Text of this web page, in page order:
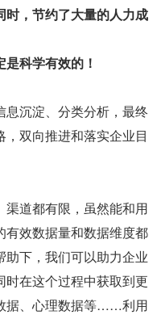
时，节约了大量的人力成
科学有效的！
息沉淀、分类分析，最终
双向推进和落实企业目
道都有限，虽然能和用
有效数据量和数据维度都
下，我们可以助力企业
在这个过程中获取到更
据、心理数据等……利用